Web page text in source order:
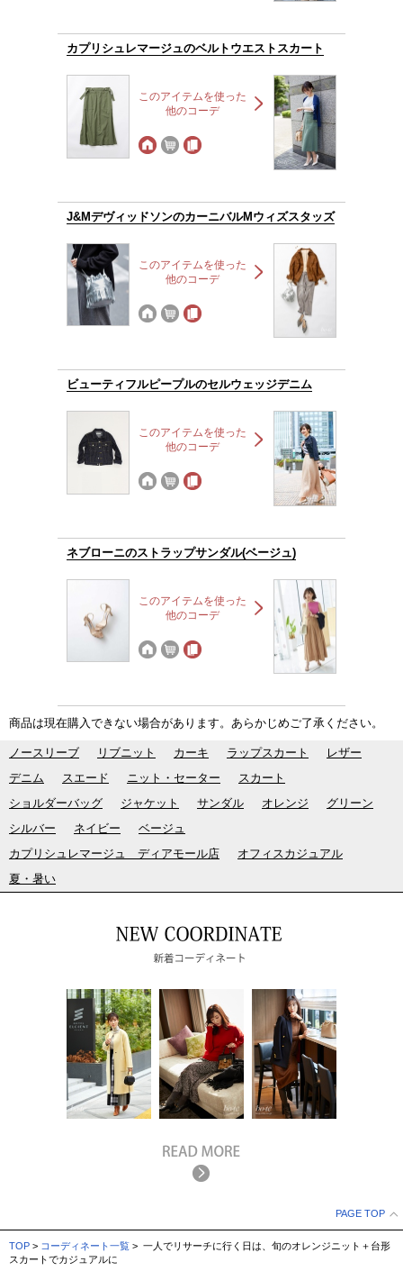
カプリシュレマージュのベルトウエストスカート
このアイテムを使った
他のコーデ
J&MデヴィッドソンのカーニバルMウィズスタッズ
このアイテムを使った
他のコーデ
ビューティフルピープルのセルウェッジデニム
このアイテムを使った
他のコーデ
ネブローニのストラップサンダル(ベージュ)
このアイテムを使った
他のコーデ
商品は現在購入できない場合があります。あらかじめご了承ください。
ノースリーブ リブニット カーキ ラップスカート
レザー
デニム
スエード ニット・セーター
スカート
ショルダーバッグ
ジャケット サンダル オレンジ
グリーン
シルバー
ネイビー
ベージュ
カプリシュレマージュ ディアモール店
オフィスカジュアル
夏・暑い
PAGE TOP
TOP > コーディネート一覧 > 一人でリサーチに行く日は、旬のオレンジニット＋台形
スカートでカジュアルに